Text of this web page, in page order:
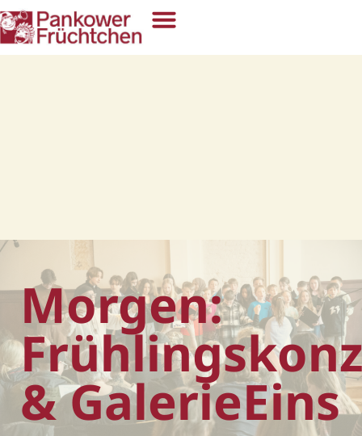
Morgen:
& GalerieEins